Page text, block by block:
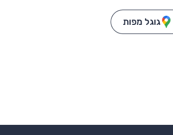
גוגל מפות